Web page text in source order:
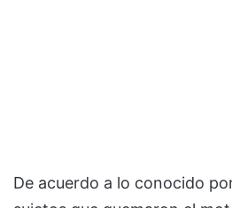
De acuerdo a lo conocido